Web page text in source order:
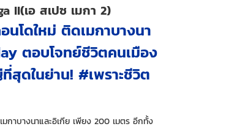
II(เอ สเปซ เมกา 2)
นโดใหม่ ติดเมกาบางนา
ตอบโจทย์ชีวิตคนเมือง
สุดในย่าน! #เพราะชีวิต
กาบางนาและอิเกีย เพียง 200 เมตร อีกทั้ง